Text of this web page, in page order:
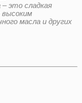
– это сладкая
высоким
масла и других